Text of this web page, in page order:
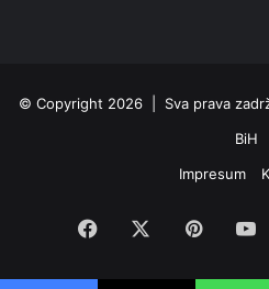
© Copyright 2026 | Sva prava
BiH
Impresum
Facebook